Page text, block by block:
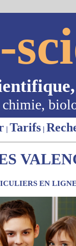
| Tarifs |
EN